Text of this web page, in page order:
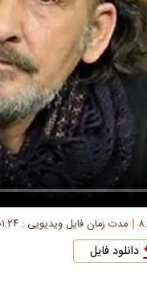
مدت زمان فایل ویدیویی : ۰۰:۰۱:۲۴
دانلود فایل